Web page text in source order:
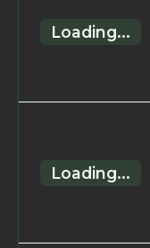
Loading...
Loading...